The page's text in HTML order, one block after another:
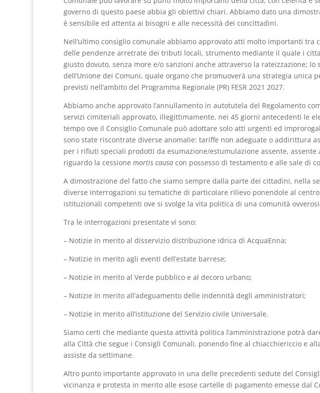
governo di questo paese abbia gli obiettivi chiari. Abbiamo dato una
è sensibile ed attenta ai bisogni e alle necessità dei concittadini.
Nell’ultimo consiglio comunale abbiamo approvato atti molto importanti tra
delle pendenze arretrate dei tributi locali, strumento mediante il quale i
giusto dovuto, senza more e/o sanzioni anche attraverso la rateizzazione; lo
dell’Unione dei Comuni, quale organo che promuoverà una strategia unica
previsti nell’ambito del Programma Regionale (PR) FESR 2021 2027.
Abbiamo anche approvato l’annullamento in autotutela del Regolamento
servizi cimiteriali approvato, illegittimamente, nei 45 giorni antecedenti le
tempo ove il Consiglio Comunale può adottare solo atti urgenti ed
sono state riscontrate diverse anomalie: tariffe non adeguate o addirittura
per i rifiuti speciali prodotti da esumazione/estumulazione assente,
riguardo la cessione mortis causacon possesso di testamento e alle sale di
A dimostrazione del fatto che siamo sempre dalla parte dei cittadini, nella
diverse interrogazioni su tematiche di particolare rilievo ponendole al
istituzionali competenti ove si svolge la vita politica di una comunità
Tra le interrogazioni presentate vi sono:
– Notizie in merito al disservizio distribuzione idrica di AcquaEnna;
– Notizie in merito agli eventi dell’estate barrese;
– Notizie in merito al Verde pubblico e al decoro urbano;
– Notizie in merito all’adeguamento delle indennità degli amministratori;
– Notizie in merito all’istituzione del Servizio civile Universale.
Siamo certi che mediante questa attività politica l’amministrazione potrà
alla Città che segue i Consigli Comunali, ponendo fine al chiacchiericcio e
assiste da settimane.
Altro punto importante approvato in una delle precedenti sedute del
vicinanza e protesta in merito alle esose cartelle di pagamento emesse dal